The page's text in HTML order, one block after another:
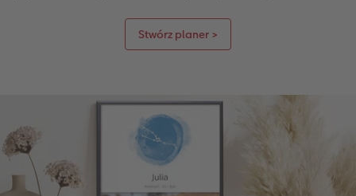
Stwórz planer >